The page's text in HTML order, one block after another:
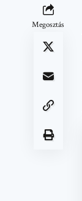
Megosztás